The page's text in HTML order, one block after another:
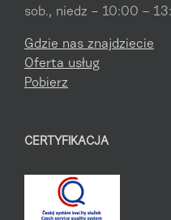
sob., niedz – 10:00 –
Gdzie nas znajdziecie
Oferta usług
Pobierz
CERTYFIKACJA